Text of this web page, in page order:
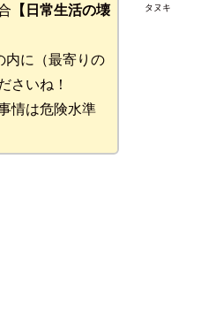
タヌキ
【日常生活の壊
内に（最寄りの
さいね！
情は危険水準